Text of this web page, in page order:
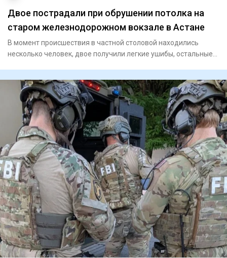
Двое пострадали при обрушении потолка на
старом железнодорожном вокзале в Астане
В момент происшествия в частной столовой находились
несколько человек, двое получили легкие ушибы, остальные